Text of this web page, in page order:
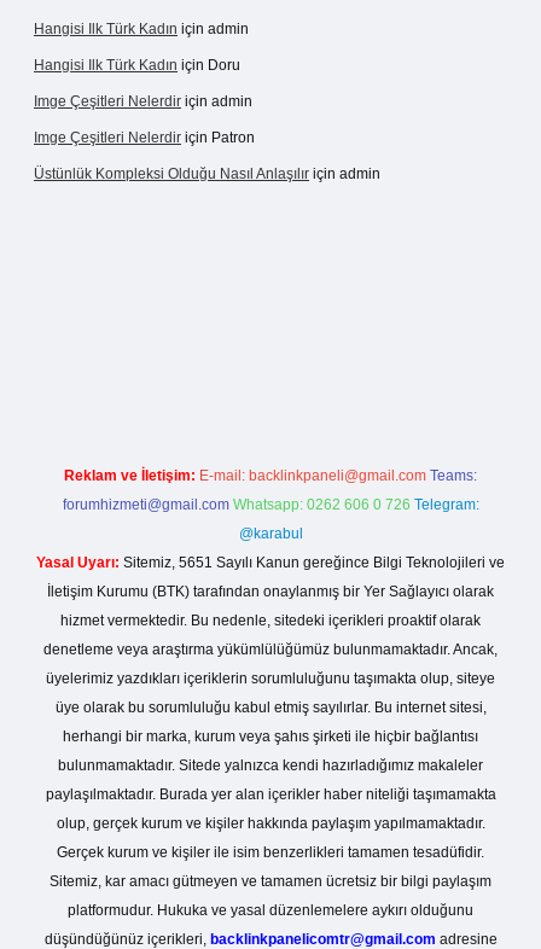
Hangisi Ilk Türk Kadın için admin
Hangisi Ilk Türk Kadın için Doru
Imge Çeşitleri Nelerdir için admin
Imge Çeşitleri Nelerdir için Patron
Üstünlük Kompleksi Olduğu Nasıl Anlaşılır için admin
Reklam ve İletişim: E-mail: backlinkpaneli@gmail.com Teams:
forumhizmeti@gmail.com Whatsapp: 0262 606 0 726 Telegram:
@karabul
Yasal Uyarı: Sitemiz, 5651 Sayılı Kanun gereğince Bilgi Teknolojileri ve
İletişim Kurumu (BTK) tarafından onaylanmış bir Yer Sağlayıcı olarak
hizmet vermektedir. Bu nedenle, sitedeki içerikleri proaktif olarak
denetleme veya araştırma yükümlülüğümüz bulunmamaktadır. Ancak,
üyelerimiz yazdıkları içeriklerin sorumluluğunu taşımakta olup, siteye
üye olarak bu sorumluluğu kabul etmiş sayılırlar. Bu internet sitesi,
herhangi bir marka, kurum veya şahıs şirketi ile hiçbir bağlantısı
bulunmamaktadır. Sitede yalnızca kendi hazırladığımız makaleler
paylaşılmaktadır. Burada yer alan içerikler haber niteliği taşımamakta
olup, gerçek kurum ve kişiler hakkında paylaşım yapılmamaktadır.
Gerçek kurum ve kişiler ile isim benzerlikleri tamamen tesadüfidir.
Sitemiz, kar amacı gütmeyen ve tamamen ücretsiz bir bilgi paylaşım
platformudur. Hukuka ve yasal düzenlemelere aykırı olduğunu
düşündüğünüz içerikleri, backlinkpanelicomtr@gmail.com adresine